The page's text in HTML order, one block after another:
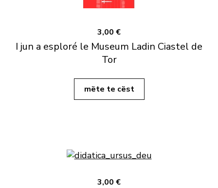
3,00 €
I jun a esploré le Museum Ladin Ciastel de
Tor
mëte te cëst
3,00 €